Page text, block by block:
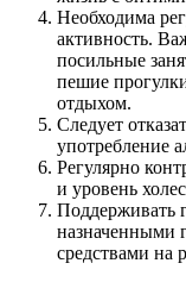
Необходима
активность.
посильные
пешие
отдыхом.
Следует
употребление
Регулярно
и уровень
Поддерживать
назначенными
средствами на